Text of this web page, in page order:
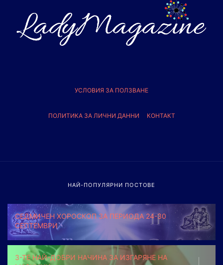
УСЛОВИЯ ЗА ПОЛЗВАНЕ
ПОЛИТИКА ЗА ЛИЧНИ ДАННИ КОНТАКТ
НАЙ-ПОПУЛЯРНИ ПОСТОВЕ
СЕДМИЧЕН ХОРОСКОП ЗА ПЕРИОДА 24-30
СЕПТЕМВРИ
3-ТЕ НАЙ-ДОБРИ НАЧИНА ЗА ИЗГАРЯНЕ НА